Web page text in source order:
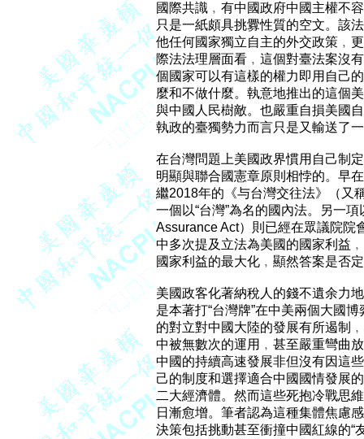
國際共識﹐有中國政府中國主權不
只是一紙頗具挑釁性質的空文。該
他任何國家獨立自主的外交政策﹐
際法法理層面看﹐這個對臺法案沒
個國家可以有這樣的權力即用自己
麼和不做什麼。執意地推出的這個
與中國人民樹敵。也嚴重自損美國
執政的臺獨勢力而言只是又輸送了
在台灣問題上美國政界慣用自己制
明顯與聯合國憲章原則相悖的。早
繼2018年的《与台灣交往法》（又
一個以“台灣”為名的國內法。另一
Assurance Act）則已經在眾議院院
中多次提及立法為美國的國家利益
國家利益的最大化﹐顯然答案是否
美國政客化著納稅人的錢不遺余力
是本著打“台灣牌”在中美兩個大國
的對立對中國大陸的發展有所遏制
中被無數次的運用﹐甚至嚴重彎曲
中國的持續高速發展非但沒有因這
己的制度和選擇適合中國國情發展
二大經濟體。然而這些死抱冷戰思
日漸愈增。筆者認為這種集體焦慮
決策包括挑動甚至衝撞中國紅線的“